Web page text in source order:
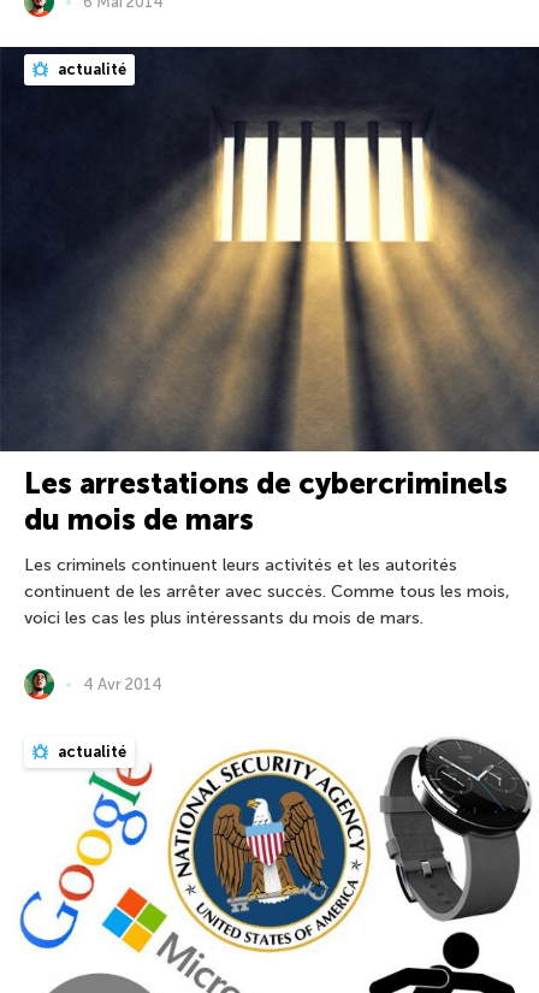
actualité
Les arrestations de cybercriminels
du mois de mars
Les criminels continuent leurs activités et les autorités
continuent de les arrêter avec succès. Comme tous les mois,
voici les cas les plus intéressants du mois de mars.
4 Avr 2014
actualité